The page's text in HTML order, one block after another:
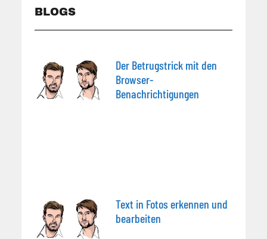
BLOGS
Der Betrugstrick mit den
Browser-
Benachrichtigungen
Text in Fotos erkennen und
bearbeiten